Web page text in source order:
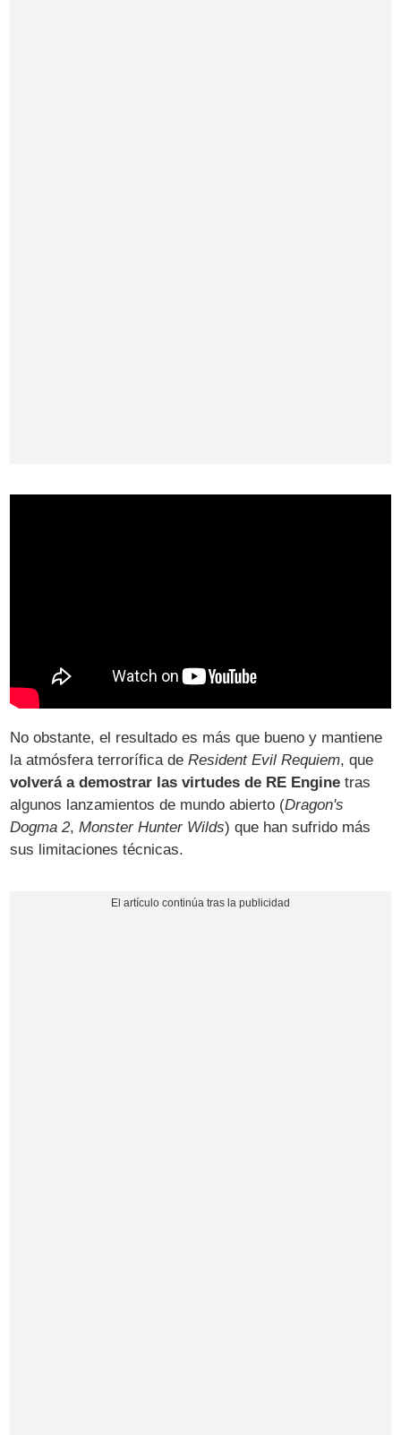
No obstante, el resultado es más que bueno y mantiene
la atmósfera terrorífica deResident Evil Requiem, que
volverá a demostrar las virtudes de RE Engine tras
algunos lanzamientos de mundo abierto (Dragon's
Dogma 2,Monster Hunter Wilds) que han sufrido más
sus limitaciones técnicas.